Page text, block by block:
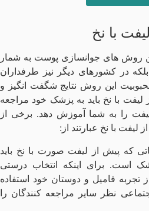
با نخ
روش های جوانسازی پوست به شمار
در کشورهای دیگر نیز طرفداران
این روش نتایج شگفت انگیز و
با نخ باید به پزشک خود مراجعه
را به شما آموزش دهد. برخی از
لیفت با نخ عبارتند از:
که پیش از لیفت صورت با نخ باید
است‌‌. برای اینکه انتخاب درستی
تجربه فامیل و دوستان خود استفاده
نظر سایر مراجعه کنندگان را